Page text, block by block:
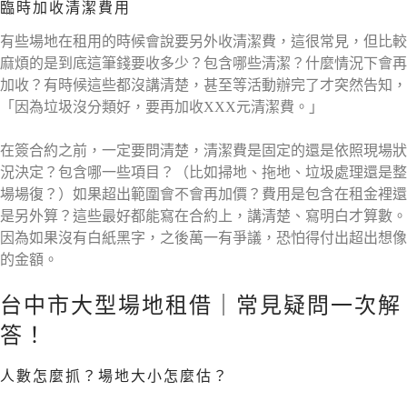
臨時加收清潔費用
有些場地在租用的時候會說要另外收清潔費，這很常見，但比較
麻煩的是到底這筆錢要收多少？包含哪些清潔？什麼情況下會再
加收？有時候這些都沒講清楚，甚至等活動辦完了才突然告知，
「因為垃圾沒分類好，要再加收XXX元清潔費。」
在簽合約之前，一定要問清楚，清潔費是固定的還是依照現場狀
況決定？包含哪一些項目？（比如掃地、拖地、垃圾處理還是整
場場復？）如果超出範圍會不會再加價？費用是包含在租金裡還
是另外算？這些最好都能寫在合約上，講清楚、寫明白才算數。
因為如果沒有白紙黑字，之後萬一有爭議，恐怕得付出超出想像
的金額。
台中市大型場地租借｜常見疑問一次解
答！
人數怎麼抓？場地大小怎麼估？